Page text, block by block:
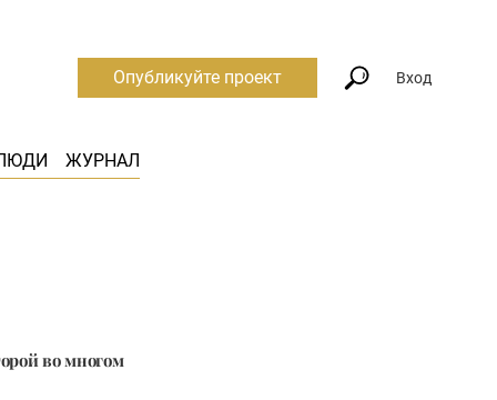
ЖУРНАЛ
Опубликуйте проект Вход
во многом